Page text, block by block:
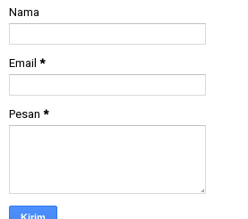
Nama
Email *
Pesan *